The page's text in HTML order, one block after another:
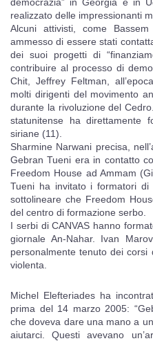
realizzato delle impressionanti
Alcuni attivisti, come
ammesso di essere stati
dei suoi progetti di
contribuire al processo di
Chit, Jeffrey Feltman,
molti dirigenti del movimento
durante la rivoluzione del
statunitense ha direttamente
siriane (11).
Sharmine Narwani precisa,
Gebran Tueni era in contatto
Freedom House ad Ammam
Tueni ha invitato i formatori di
sottolineare che Freedom
del centro di formazione serbo.
I serbi di CANVAS hanno
giornale An-Nahar. Ivan
personalmente tenuto dei
violenta.
Michel Elefteriades ha
prima del 14 marzo 2005:
che doveva dare una mano a
aiutarci. Questi avevano